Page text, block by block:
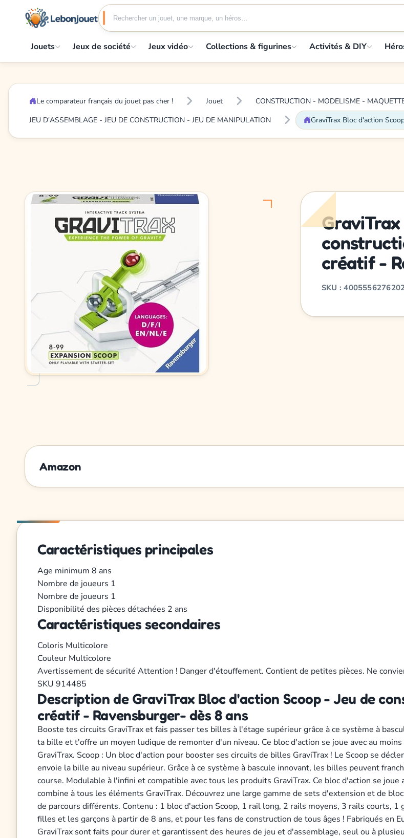
Jouets Jeux de société Jeux vidéo Collections & figurines Activités & DIY
Le comparateur français du jouet pas cher ! Jouet
CONSTRUCTION - MODELISME -
JEU D'ASSEMBLAGE - JEU DE CONSTRUCTION - JEU DE MANIPULATION
GraviTrax Bloc d'action
créatif -
SKU :
Amazon
Caractéristiques principales
Age minimum 8 ans
Nombre de joueurs 1
Nombre de joueurs 1
Disponibilité des pièces détachées 2 ans
Caractéristiques secondaires
Coloris Multicolore
Couleur Multicolore
Avertissement de sécurité Attention ! Danger d'étouffement. Contient de petites pièces. Ne
SKU 914485
Description de GraviTrax Bloc d'action Scoop - Jeu de
créatif - Ravensburger- dès 8 ans
Booste tes circuits GraviTrax et fais passer tes billes à l'étage supérieur grâce à ce système à
ta bille et t'offre un moyen ludique de remonter d'un niveau. Ce bloc d'action se joue avec au
GraviTrax. Scoop : Un bloc d'action pour booster ses circuits de billes GraviTrax ! Le Scoop se
envoie la bille au niveau supérieur. Grâce à ce système à bascule innovant, les billes peuvent
course. Modulable à l'infini et compatible avec tous les produits GraviTrax. Ce bloc d'action se
combine à tous les éléments GraviTrax. Découvrez une large gamme de sets d'extension et de
de parcours différents. Contenu : 1 bloc d'action Scoop, 1 rail long, 2 rails moyens, 3 rails courts,
filles et les garçons à partir de 8 ans, et pour les fans de construction de tous âges ! Fabriqués en
GraviTrax sont faits pour durer et garantissent des heures de jeu et d'assemblage, seul ou à